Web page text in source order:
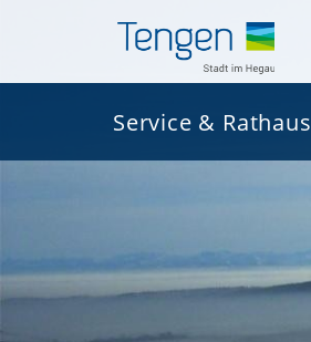
Service & Rathaus